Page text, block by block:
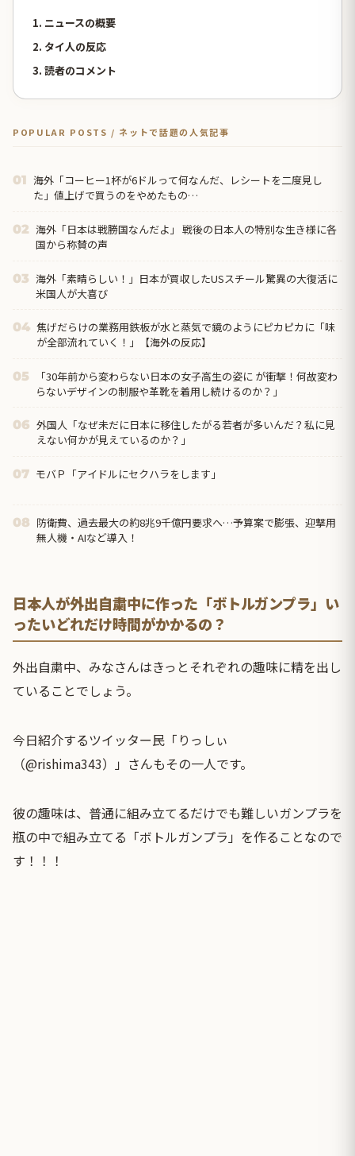
1. ニュースの概要
2. タイ人の反応
3. 読者のコメント
POPULAR POSTS / ネットで話題の人気記事
01 海外「コーヒー1杯が6ドルって何なんだ、レシートを二度見し
た」値上げで買うのをやめたもの…
02 海外「日本は戦勝国なんだよ」 戦後の日本人の特別な生き様に各
国から称賛の声
03 海外「素晴らしい！」日本が買収したUSスチール驚異の大復活に
米国人が大喜び
04 焦げだらけの業務用鉄板が水と蒸気で鏡のようにピカピカに「味
が全部流れていく！」【海外の反応】
05
「30年前から変わらない日本の女子高生の姿に が衝撃！何故変わ
らないデザインの制服や革靴を着用し続けるのか？」
06 外国人「なぜ未だに日本に移住したがる若者が多いんだ？私に見
えない何かが見えているのか？」
07 モバＰ「アイドルにセクハラをします」
08 防衛費、過去最大の約8兆9千億円要求へ…予算案で膨張、迎撃用
無人機・AIなど導入！
日本人が外出自粛中に作った「ボトルガンプラ」い
ったいどれだけ時間がかかるの？
外出自粛中、みなさんはきっとそれぞれの趣味に精を出し
ていることでしょう。
今日紹介するツイッター民「りっしぃ
（@rishima343）」さんもその一人です。
彼の趣味は、普通に組み立てるだけでも難しいガンプラを
瓶の中で組み立てる「ボトルガンプラ」を作ることなので
す！！！